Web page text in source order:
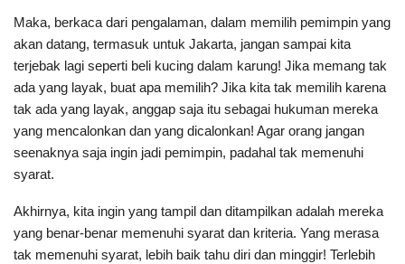
Maka, berkaca dari pengalaman, dalam memilih pemimpin yang
akan datang, termasuk untuk Jakarta, jangan sampai kita
terjebak lagi seperti beli kucing dalam karung! Jika memang tak
ada yang layak, buat apa memilih? Jika kita tak memilih karena
tak ada yang layak, anggap saja itu sebagai hukuman mereka
yang mencalonkan dan yang dicalonkan! Agar orang jangan
seenaknya saja ingin jadi pemimpin, padahal tak memenuhi
syarat.
Akhirnya, kita ingin yang tampil dan ditampilkan adalah mereka
yang benar-benar memenuhi syarat dan kriteria. Yang merasa
tak memenuhi syarat, lebih baik tahu diri dan minggir! Terlebih